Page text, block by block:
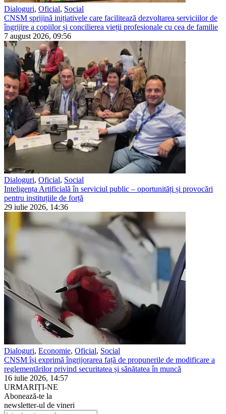
Dialoguri, Oficial, Social
CNSM sprijină inițiativele care facilitează dezvoltarea serviciilor de
îngrijire a copiilor și concilierea vieții profesionale cu cea de familie
7 august 2026, 09:56
Dialoguri, Oficial, Social
Inteligența Artificială în serviciul public – oportunități și provocări
pentru instituțiile de forță
29 iulie 2026, 14:36
Dialoguri, Economie, Oficial, Social
CNSM își exprimă îngrijorarea față de propunerile de modificare a
reglementărilor privind securitatea și sănătatea în muncă
16 iulie 2026, 14:57
URMARIȚI-NE
Abonează-te la
newsletter-ul de vineri